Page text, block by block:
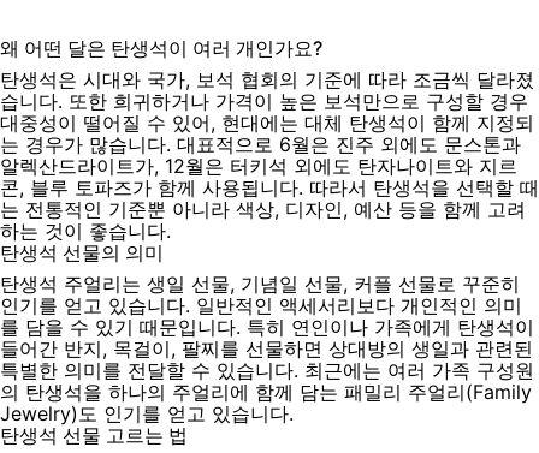
왜 어떤 달은 탄생석이 여러 개인가요?
탄생석은 시대와 국가, 보석 협회의 기준에 따라 조금씩 달라졌
습니다. 또한 희귀하거나 가격이 높은 보석만으로 구성할 경우
대중성이 떨어질 수 있어, 현대에는 대체 탄생석이 함께 지정되
는 경우가 많습니다. 대표적으로 6월은 진주 외에도 문스톤과
알렉산드라이트가, 12월은 터키석 외에도 탄자나이트와 지르
콘, 블루 토파즈가 함께 사용됩니다. 따라서 탄생석을 선택할 때
는 전통적인 기준뿐 아니라 색상, 디자인, 예산 등을 함께 고려
하는 것이 좋습니다.
탄생석 선물의 의미
탄생석 주얼리는 생일 선물, 기념일 선물, 커플 선물로 꾸준히
인기를 얻고 있습니다. 일반적인 액세서리보다 개인적인 의미
를 담을 수 있기 때문입니다. 특히 연인이나 가족에게 탄생석이
들어간 반지, 목걸이, 팔찌를 선물하면 상대방의 생일과 관련된
특별한 의미를 전달할 수 있습니다. 최근에는 여러 가족 구성원
의 탄생석을 하나의 주얼리에 함께 담는 패밀리 주얼리(Family
Jewelry)도 인기를 얻고 있습니다.
탄생석 선물 고르는 법